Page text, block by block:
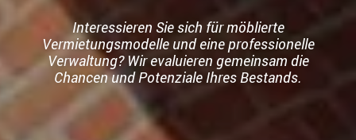
Interessieren Sie sich für möblierte
Vermietungsmodelle und eine professionelle
Verwaltung? Wir evaluieren gemeinsam die
Chancen und Potenziale Ihres Bestands.